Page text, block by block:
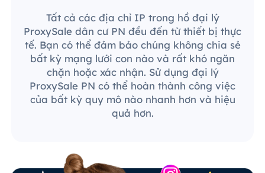
Tất cả các địa chỉ IP trong hồ đại lý
ProxySale dân cư PN đều đến từ thiết bị thực
tế. Bạn có thể đảm bảo chúng không chia sẻ
bất kỳ mạng lưới con nào và rất khó ngăn
chặn hoặc xác nhận. Sử dụng đại lý
ProxySale PN có thể hoàn thành công việc
của bất kỳ quy mô nào nhanh hơn và hiệu
quả hơn.